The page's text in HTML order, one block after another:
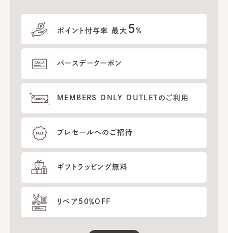
ポイント付与率 最大 5%
バースデークーポン
MEMBERS ONLY OUTLETのご利用
プレセールへのご招待
ギフトラッピング無料
リペア50％OFF